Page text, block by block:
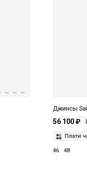
Джинсы
56 100 ₽
Плати
46 48